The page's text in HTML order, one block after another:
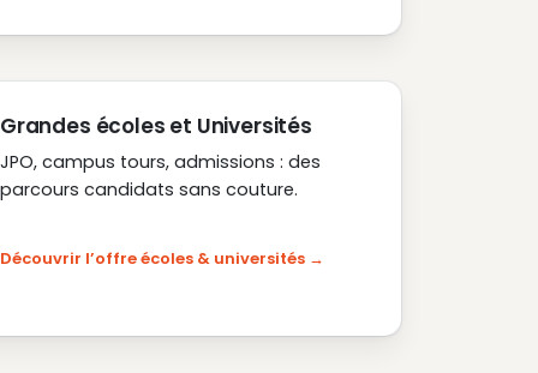
Grandes écoles et Universités
JPO, campus tours, admissions : des
parcours candidats sans couture.
Découvrir l’offre écoles & universités